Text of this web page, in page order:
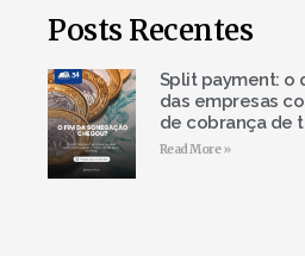
Posts Recentes
Split payment: o
das empresas
de cobrança de
Read More »